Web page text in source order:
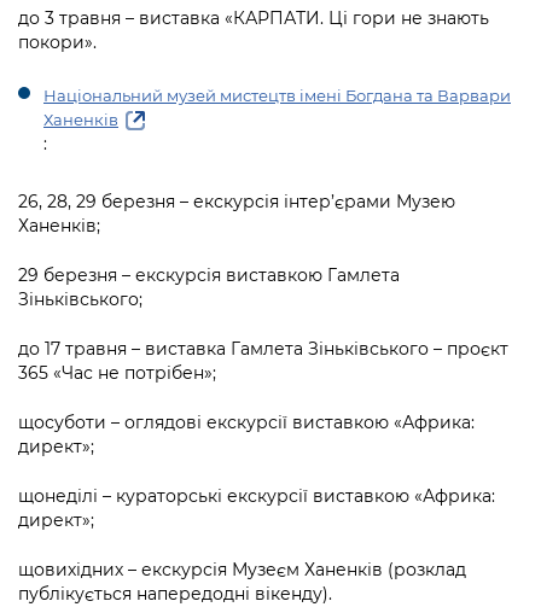
до 3 травня – виставка «КАРПАТИ. Ці гори не знають
покори».
Національний музей мистецтв імені Богдана та Варвари
Ханенків
:
26, 28, 29 березня – екскурсія інтер’єрами Музею
Ханенків;
29 березня – екскурсія виставкою Гамлета
Зіньківського;
до 17 травня – виставка Гамлета Зіньківського – проєкт
365 «Час не потрібен»;
щосуботи – оглядові екскурсії виставкою «Африка:
директ»;
щонеділі – кураторські екскурсії виставкою «Африка:
директ»;
щовихідних – екскурсія Музеєм Ханенків (розклад
публікується напередодні вікенду).